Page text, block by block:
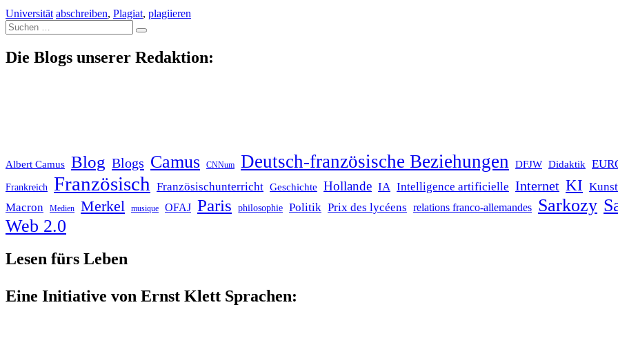
Universität abschreiben, Plagiat, plagiieren
Suche
nach:
Die Blogs unserer Redaktion:
Albert Camus Blog Blogs Camus CNNum Deutsch-französische Beziehungen DFJW Didaktik
Frankreich Französisch Französischunterricht Geschichte Hollande IA Intelligence artificielle Internet KI Kunst
Macron Medien Merkel musique OFAJ Paris philosophie Politik Prix des lycéens relations franco-allemandes Sarkozy
Web 2.0
Lesen fürs Leben
Eine Initiative von Ernst Klett Sprachen: